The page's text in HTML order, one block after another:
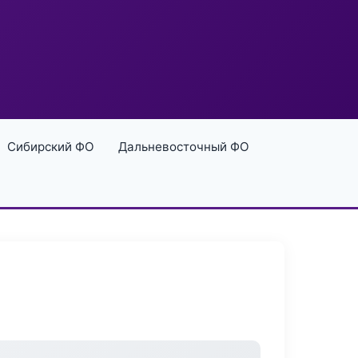
Сибирский ФО Дальневосточный ФО